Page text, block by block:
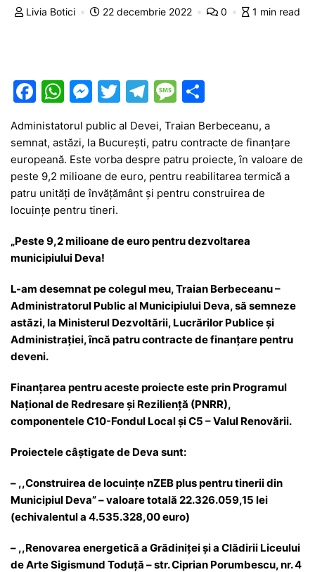
Livia Botici 22 decembrie 2022 0 1 min read
F
a
c
e
b
o
o
k
W
at
s
A
p
M
s
s
e
n
er
T
itt
er
T
el
e
gr
a
m
M
e
s
s
a
g
ta
je
a
z
Administatorul public al Devei, Traian Berbeceanu, a
semnat, astăzi, la București, patru contracte de finanțare
europeană. Este vorba despre patru proiecte, în valoare de
peste 9,2 milioane de euro, pentru reabilitarea termică a
patru unități de învățământ și pentru construirea de
locuințe pentru tineri.
„Peste 9,2 milioane de euro pentru dezvoltarea
municipiului Deva!
L-am desemnat pe colegul meu, Traian Berbeceanu –
Administratorul Public al Municipiului Deva, să semneze
astăzi, la Ministerul Dezvoltării, Lucrărilor Publice și
Administrației, încă patru contracte de finanțare pentru
deveni.
Finanțarea pentru aceste proiecte este prin Programul
Național de Redresare și Reziliență (PNRR),
componentele C10-Fondul Local și C5 – Valul Renovării.
Proiectele câștigate de Deva sunt:
– ,,Construirea de locuințe nZEB plus pentru tinerii din
Municipiul Deva” – valoare totală 22.326.059,15 lei
(echivalentul a 4.535.328,00 euro)
– ,,Renovarea energetică a Grădiniței și a Clădirii Liceului
de Arte Sigismund Toduță – str. Ciprian Porumbescu, nr. 4